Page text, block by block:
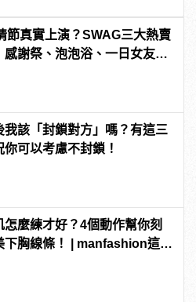
節真實上演？SWAG三大熱賣
感謝祭、泡泡浴、一日女友超
我該「封鎖對方」嗎？有這三
你可以考慮不封鎖！
怎麼練才好？4個動作幫你刻
下胸線條！ | manfashion這樣